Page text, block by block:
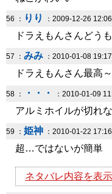
56 ： りり ：2009-12-26
ドラえもんさんどう
57 ： みみ ：2010-01-08
ドラえもんさん最高～
58 ： ・・・ ：2010-01-09
アルミホイルが切れ
59 ： 姫神 ：2010-01-22
超…ではないが簡単
ネタバレ内容を表示